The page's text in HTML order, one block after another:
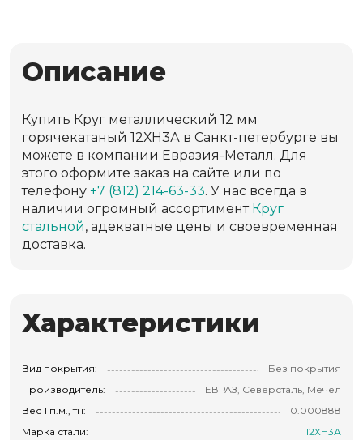
Описание
Купить Круг металлический 12 мм
горячекатаный 12ХН3А в Санкт-петербурге вы
можете в компании Евразия-Металл. Для
этого оформите заказ на сайте или по
телефону +7 (812) 214-63-33. У нас всегда в
наличии огромный ассортимент Круг
стальной, адекватные цены и своевременная
доставка.
Характеристики
Вид покрытия:
Без покрытия
Производитель:
ЕВРАЗ, Северсталь, Мечел
Вес 1 п.м., тн:
0.000888
Марка стали:
12ХН3А